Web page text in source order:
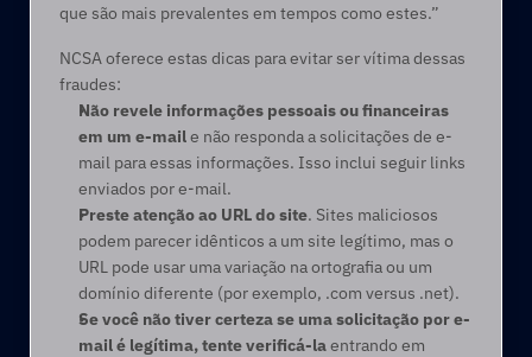
que são mais prevalentes em tempos como estes.”
NCSA oferece estas dicas para evitar ser vítima dessas
fraudes:
Não revele informações pessoais ou financeiras
em um e-mail e não responda a solicitações de e-
mail para essas informações. Isso inclui seguir links
enviados por e-mail.
Preste atenção ao URL do site. Sites maliciosos
podem parecer idênticos a um site legítimo, mas o
URL pode usar uma variação na ortografia ou um
domínio diferente (por exemplo, .com versus .net).
Se você não tiver certeza se uma solicitação por e-
mail é legítima, tente verificá-la entrando em